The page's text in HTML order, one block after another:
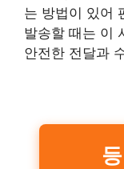
는 방법이 있어
발송할 때는 이
안전한 전달과